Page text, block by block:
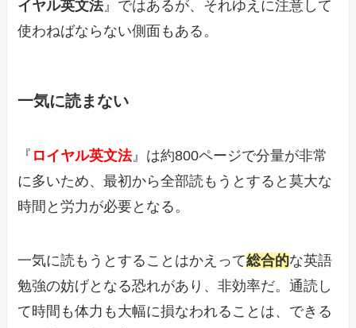
イヤル英文法』ではあるが、それゆえに注意して
使わねばならない側面もある。
一気に読まない
『 ロイヤル英文法』は約800ページで分量が非常
に多いため、最初から全部読もうとすると莫大な
時間と労力が必要となる。
一気に読もうとすることはかえって総合的な英語
勉強の妨げとなる恐れがあり、非効率だ。通読し
て時間も体力も大幅に損なわれることは、できる